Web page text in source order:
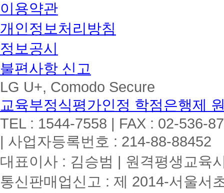
이용약관
개인정보처리방침
정보공시
불편사항 신고
LG U+, Comodo Secure
교육부정식평가인정 학점은행제
TEL : 1544-7558 | FAX : 02-536-
| 사업자등록번호 : 214-88-88452
대표이사 : 김승범 | 원격평생교육
통신판매업신고 : 제 2014-서울서